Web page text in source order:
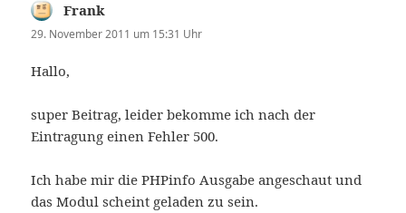
Frank
29. November 2011 um 15:31 Uhr
Hallo,
super Beitrag, leider bekomme ich nach der
Eintragung einen Fehler 500.
Ich habe mir die PHPinfo Ausgabe angeschaut und
das Modul scheint geladen zu sein.